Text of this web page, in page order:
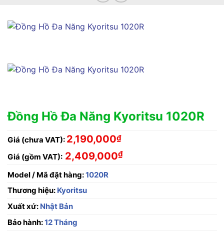
Đồng Hồ Đa Năng Kyoritsu 1020R
Giá (chưa VAT): 2,190,000₫
Giá (gồm VAT): 2,409,000₫
Model / Mã đặt hàng:1020R
Thương hiệu: Kyoritsu
Xuất xứ: Nhật Bản
Bảo hành:12 Tháng